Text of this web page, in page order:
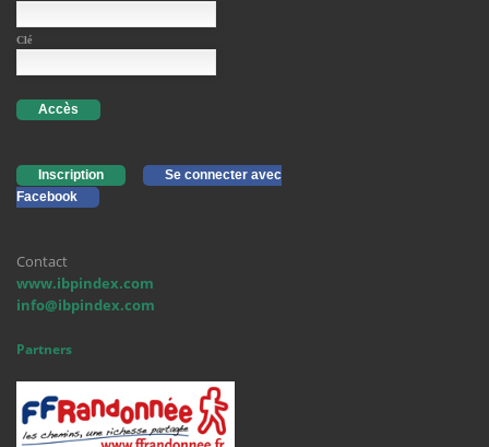
Clé
Accès
Inscription
Se connecter avec
Facebook
Contact
www.ibpindex.com
info@ibpindex.com
Partners